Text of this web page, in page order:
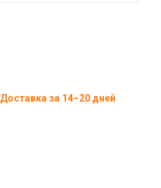
Доставка за 14–20 дней